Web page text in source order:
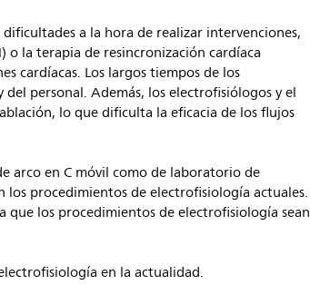
a la hora de realizar intervenciones,
o la terapia de resincronización cardíaca
cardíacas. Los largos tiempos de los
personal. Además, los electrofisiólogos y el
lo que dificulta la eficacia de los flujos
arco en C móvil como de laboratorio de
los procedimientos de electrofisiología actuales.
que los procedimientos de electrofisiología sean
en la actualidad.